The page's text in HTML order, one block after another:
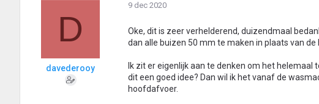
D
davederooy
9 dec 2020
Oke, dit is zeer verhelderend, duizendmaal
dan alle buizen 50 mm te maken in plaats van de
Ik zit er eigenlijk aan te denken om het
dit een goed idee? Dan wil ik het vanaf de
hoofdafvoer.